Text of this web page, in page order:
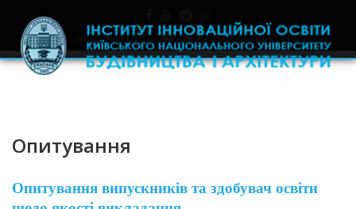
+380445971977 skrynka.doviry@iino.in.ua
Опитування
Опитування випускників та здобувач освіти